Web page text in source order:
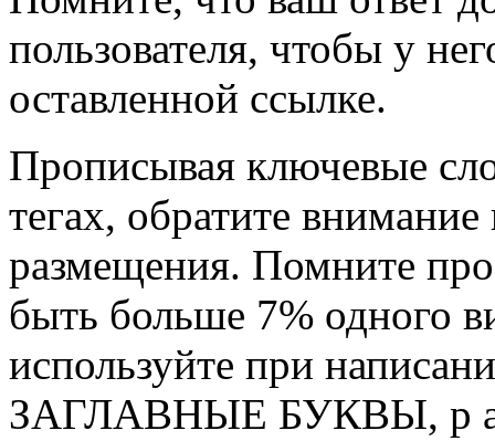
пользователя, чтобы у
оставленной ссылке.
Прописывая ключевые
тегах, обратите
размещения. Помните
быть больше 7% одного
используйте при
ЗАГЛАВНЫЕ БУКВЫ, р а